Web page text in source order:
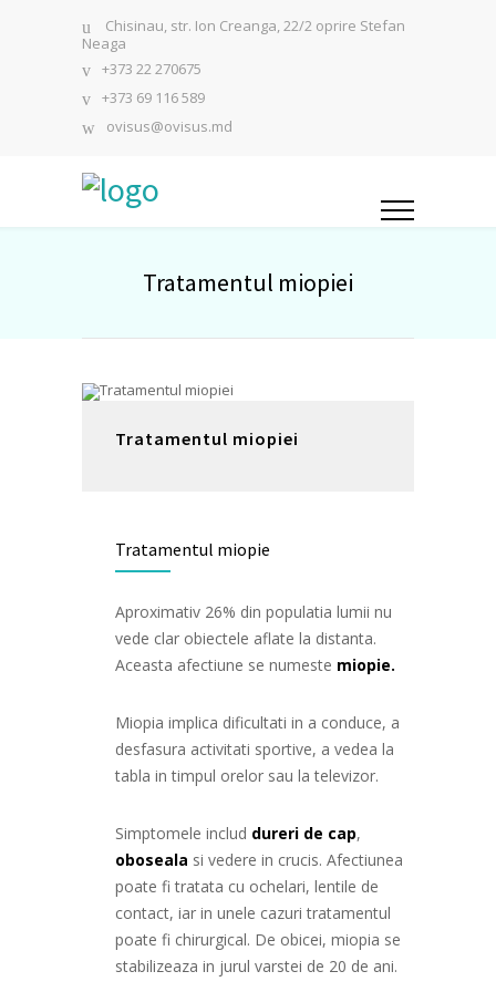
Chisinau, str. Ion Creanga, 22/2 oprire Stefan
Neaga
+373 22 270675
+373 69 116 589
ovisus@ovisus.md
Tratamentul miopiei
Tratamentul miopiei
Tratamentul miopie
Aproximativ 26% din populatia lumii nu
vede clar obiectele aflate la distanta.
Aceasta afectiune se numeste miopie.
Miopia implica dificultati in a conduce, a
desfasura activitati sportive, a vedea la
tabla in timpul orelor sau la televizor.
Simptomele includ dureri de cap,
oboseala si vedere in crucis. Afectiunea
poate fi tratata cu ochelari, lentile de
contact, iar in unele cazuri tratamentul
poate fi chirurgical. De obicei, miopia se
stabilizeaza in jurul varstei de 20 de ani.